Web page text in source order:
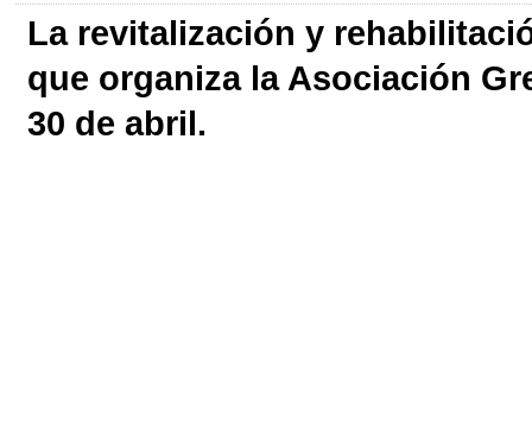
La revitalización y
que organiza la Asociación
30 de abril.